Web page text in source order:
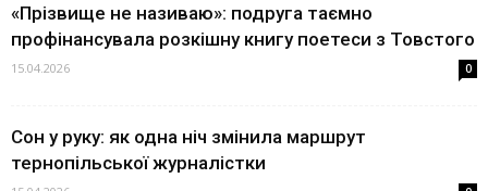
«Прізвище не називаю»: подруга таємно
профінансувала розкішну книгу поетеси з Товстого
15.04.2026 0
Сон у руку: як одна ніч змінила маршрут
тернопільської журналістки